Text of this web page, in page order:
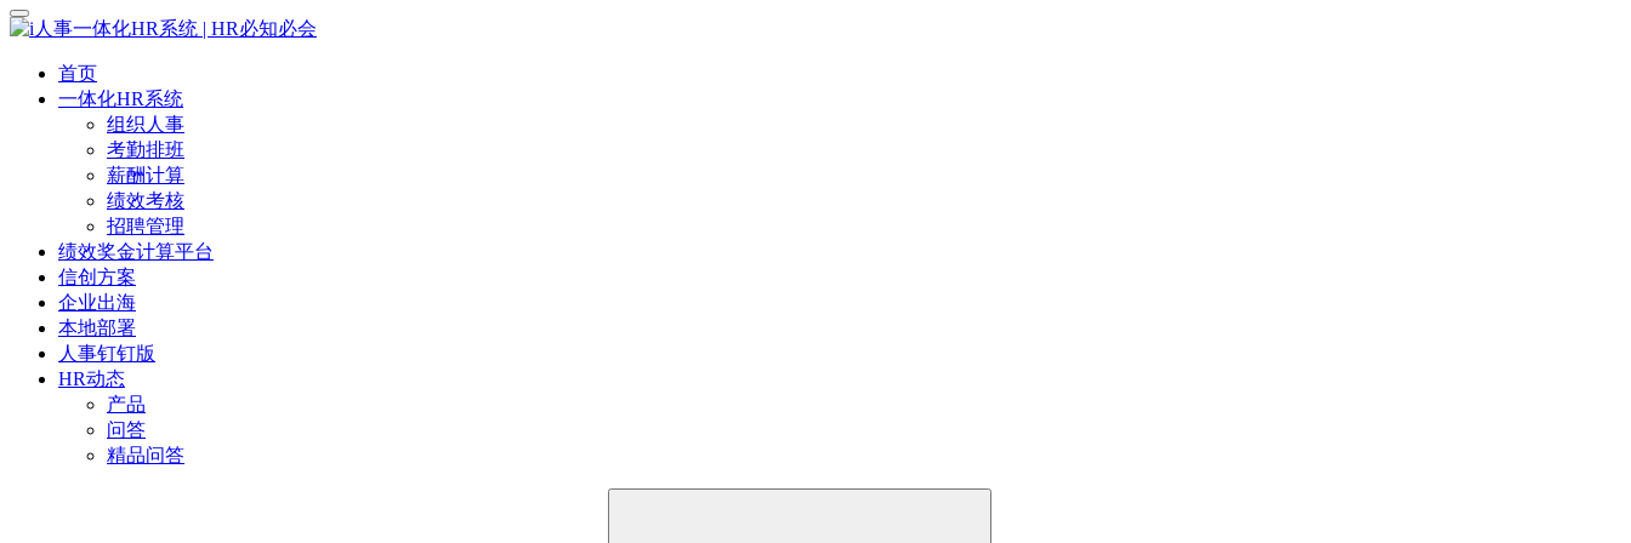
首页
一体化HR系统
组织人事
考勤排班
薪酬计算
绩效考核
招聘管理
绩效奖金计算平台
信创方案
企业出海
本地部署
人事钉钉版
HR动态
产品
问答
精品问答